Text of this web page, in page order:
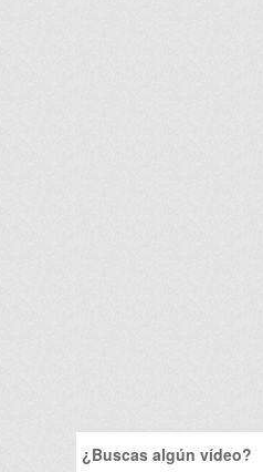
¿Buscas algún vídeo?